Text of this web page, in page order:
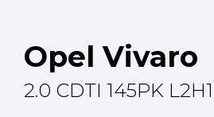
Opel Vivaro
2.0 CDTI 145PK